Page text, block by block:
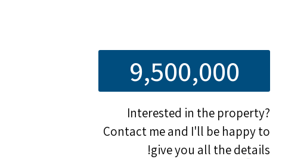
9,500,000
Interested in the property?
Contact me and I'll be happy to
give you all the details!